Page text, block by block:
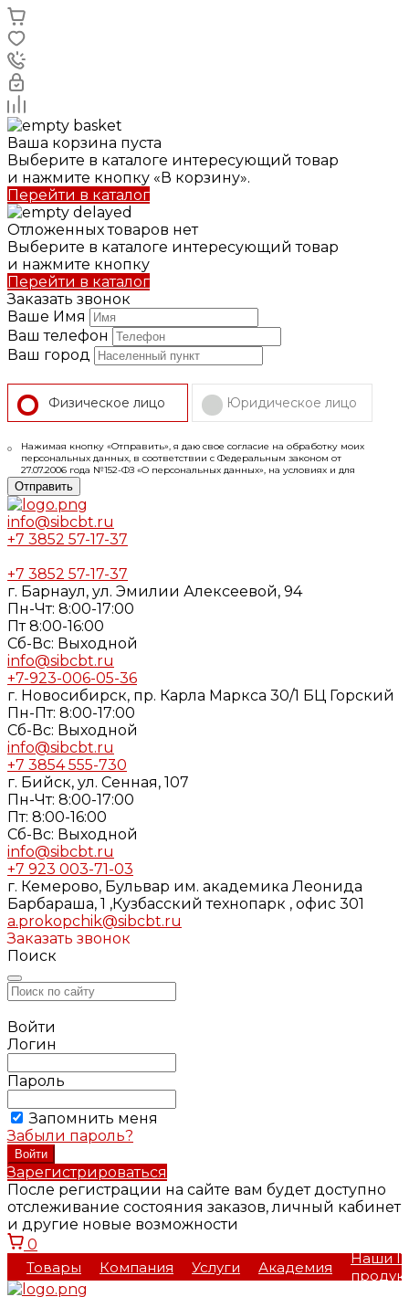
Ваша корзина пуста
Выберите в каталоге интересующий товар
и нажмите кнопку «В корзину».
Перейти в каталог
Отложенных товаров нет
Выберите в каталоге интересующий товар
и нажмите кнопку
Перейти в каталог
Заказать звонок
Ваше Имя
Ваш телефон
Ваш город
Физическое лицо Юридическое лицо
Нажимая кнопку «Отправить», я даю свое согласие на обработку моих
персональных данных, в соответствии с Федеральным законом от
27.07.2006 года №152-ФЗ «О персональных данных», на условиях и для
целей, определенных в
Политике конфиденциальности
Отправить
info@sibcbt.ru
+7 3852 57-17-37
+7 3852 57-17-37
г. Барнаул, ул. Эмилии Алексеевой, 94
Пн-Чт: 8:00-17:00
Пт 8:00-16:00
Cб-Вс: Выходной
info@sibcbt.ru
+7-923-006-05-36
г. Новосибирск, пр. Карла Маркса 30/1 БЦ Горский
Пн-Пт: 8:00-17:00
Cб-Вс: Выходной
info@sibcbt.ru
+7 3854 555-730
г. Бийск, ул. Сенная, 107
Пн-Чт: 8:00-17:00
Пт: 8:00-16:00
Cб-Вс: Выходной
info@sibcbt.ru
+7 923 003-71-03
г. Кемерово, Бульвар им. академика Леонида
Барбараша, 1 ,Кузбасский технопарк , офис 301
a.prokopchik@sibcbt.ru
Заказать звонок
Поиск
Войти
Логин
Пароль
Запомнить меня
Забыли пароль?
Зарегистрироваться
После регистрации на сайте вам будет доступно
отслеживание состояния заказов, личный кабинет
и другие новые возможности
0
Товары
Компания Услуги Академия
Наши